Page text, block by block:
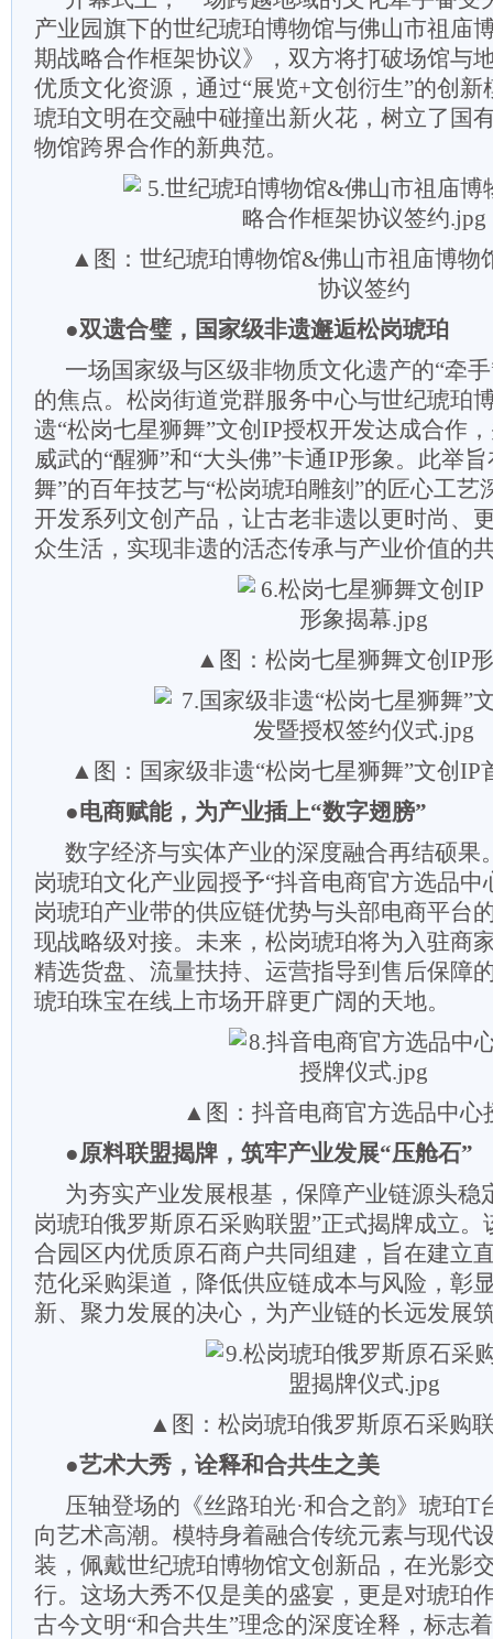
产业园旗下的世纪琥珀博物馆与佛山市祖庙
期战略合作框架协议》，双方将打破场馆与
优质文化资源，通过“展览+文创衍生”的创
琥珀文明在交融中碰撞出新火花，树立了国
物馆跨界合作的新典范。
▲图：世纪琥珀博物馆&佛山市祖庙博物
协议签约
●双遗合璧，国家级非遗邂逅松岗琥珀
一场国家级与区级非物质文化遗产的“牵
的焦点。松岗街道党群服务中心与世纪琥珀
遗“松岗七星狮舞”文创IP授权开发达成合作
威武的“醒狮”和“大头佛”卡通IP形象。此举
舞”的百年技艺与“松岗琥珀雕刻”的匠心工艺
开发系列文创产品，让古老非遗以更时尚、
众生活，实现非遗的活态传承与产业价值的
▲图：松岗七星狮舞文创IP
▲图：国家级非遗“松岗七星狮舞”文创IP
●电商赋能，为产业插上“数字翅膀”
数字经济与实体产业的深度融合再结硕果
岗琥珀文化产业园授予“抖音电商官方选品中
岗琥珀产业带的供应链优势与头部电商平台
现战略级对接。未来，松岗琥珀将为入驻商
精选货盘、流量扶持、运营指导到售后保障
琥珀珠宝在线上市场开辟更广阔的天地。
▲图：抖音电商官方选品中心
●原料联盟揭牌，筑牢产业发展“压舱石”
为夯实产业发展根基，保障产业链源头稳
岗琥珀俄罗斯原石采购联盟”正式揭牌成立
合园区内优质原石商户共同组建，旨在建立
范化采购渠道，降低供应链成本与风险，彰
新、聚力发展的决心，为产业链的长远发展
▲图：松岗琥珀俄罗斯原石采购
●艺术大秀，诠释和合共生之美
压轴登场的《丝路珀光·和合之韵》琥珀T
向艺术高潮。模特身着融合传统元素与现代
装，佩戴世纪琥珀博物馆文创新品，在光影
行。这场大秀不仅是美的盛宴，更是对琥珀
古今文明“和合共生”理念的深度诠释，标志